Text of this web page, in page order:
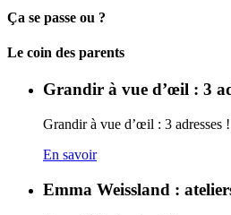
Ça se passe ou ?
Carto
Le coin des parents
Grandir à vue d’œil : 3
Grandir à vue d’œil : 3
En savoir
Emma Weissland :